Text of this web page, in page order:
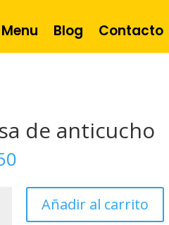
Menu Blog Contacto
de anticucho
Añadir al carrito